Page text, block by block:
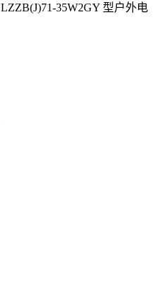
LZZB(J)71-35W2GY 型户外电